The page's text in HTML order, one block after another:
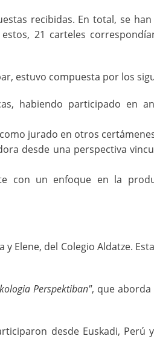
recibidas. En total, se
21 carteles
estuvo compuesta por los
habiendo participado en
jurado en otros
desde una perspectiva
con un enfoque en la
y Elene, del Colegio Aldatze.
Perspektiban", que aborda
desde Euskadi,